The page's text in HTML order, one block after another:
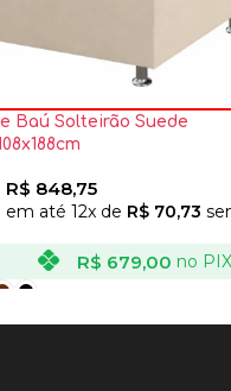
Baú Solteirão Suede
R$ 848,75
em até 12x de R$70,73
R$ 679,00 no PIX
OPÇÕES